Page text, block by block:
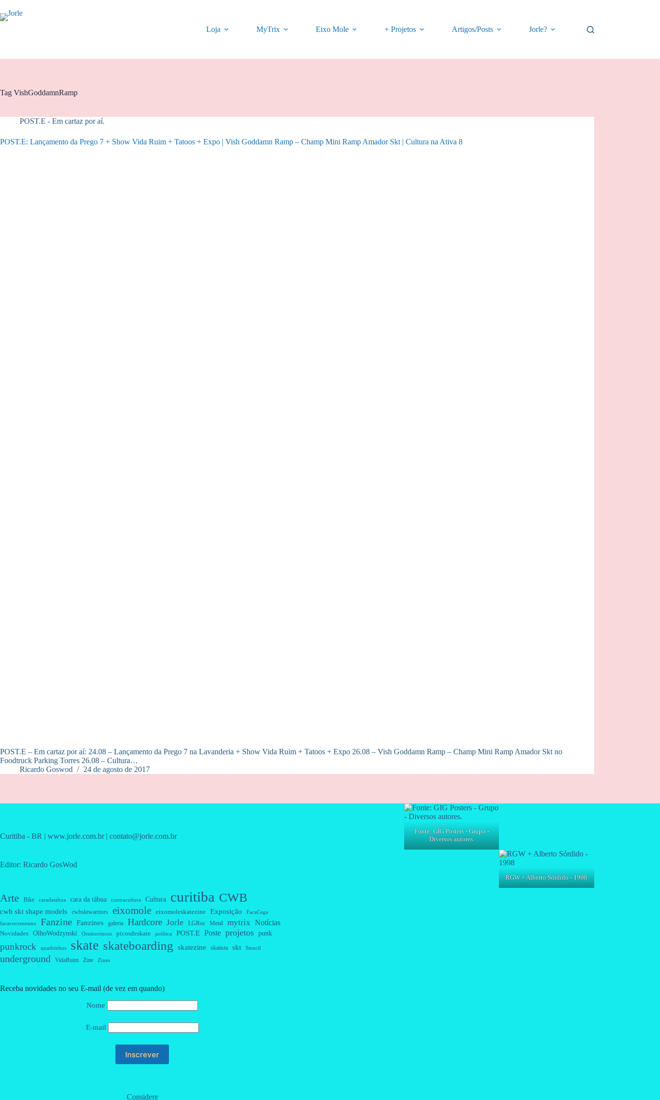
para
o
Loja MyTrix Eixo Mole + Projetos Artigos/Posts Jorle?
Tag VishGoddamnRamp
POST.E - Em cartaz por aí.
POST.E: Lançamento da Prego 7 + Show Vida Ruim + Tatoos + Expo | Vish Goddamn Ramp – Champ Mini Ramp Amador Skt | Cultura na Ativa 8
POST.E – Em cartaz por aí: 24.08 – Lançamento da Prego 7 na Lavanderia + Show Vida Ruim + Tatoos + Expo 26.08 – Vish Goddamn Ramp – Champ Mini Ramp Amador Skt no
Foodtruck Parking Torres 26.08 – Cultura…
Ricardo Goswod
24 de agosto de 2017
Curitiba - BR | www.jorle.com.br | contato@jorle.com.br
Editor: Ricardo GosWod
Arte Bike caradatabua cara da tábua contracultura Cultura curitiba CWB
cwb skt shape models cwbsktwarriors eixomole eixomoleskatezine Exposição FacaCega
facavocemesmo Fanzine Fanzines galeria Hardcore Jorle LGRoc Metal mytrix Notícias
Novidades OlhoWodzynski Ornitorrincos picosdeskate política POST.E Poste projetos punk
punkrock quadrinhos skate skateboarding skatezine skatista skt Stencil
underground VidaRuim Zine Zines
Receba novidades no seu E-mail (de vez em quando)
Nome
E-mail
Considere
Fonte: GIG Posters - Grupo -
Diversos autores.
RGW + Alberto Sórdido - 1998